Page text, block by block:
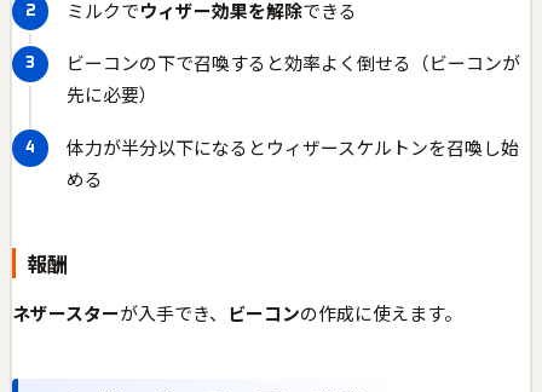
ミルクでウィザー効果を解除できる
ビーコンの下で召喚すると効率よく倒せる（ビーコンが
先に必要）
体力が半分以下になるとウィザースケルトンを召喚し始
める
報酬
ネザースターが入手でき、 ビーコンの作成に使えます。